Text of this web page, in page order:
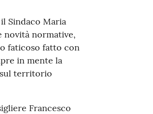
Sindaco Maria
normative,
faticoso fatto con
in mente la
sul territorio
Francesco